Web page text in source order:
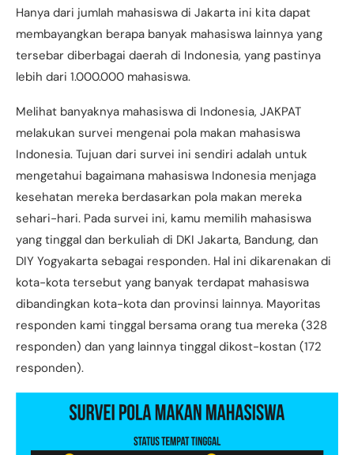
Hanya dari jumlah mahasiswa di Jakarta ini kita dapat
membayangkan berapa banyak mahasiswa lainnya yang
tersebar diberbagai daerah di Indonesia, yang pastinya
lebih dari 1.000.000 mahasiswa.
Melihat banyaknya mahasiswa di Indonesia, JAKPAT
melakukan survei mengenai pola makan mahasiswa
Indonesia. Tujuan dari survei ini sendiri adalah untuk
mengetahui bagaimana mahasiswa Indonesia menjaga
kesehatan mereka berdasarkan pola makan mereka
sehari-hari. Pada survei ini, kamu memilih mahasiswa
yang tinggal dan berkuliah di DKI Jakarta, Bandung, dan
DIY Yogyakarta sebagai responden. Hal ini dikarenakan di
kota-kota tersebut yang banyak terdapat mahasiswa
dibandingkan kota-kota dan provinsi lainnya. Mayoritas
responden kami tinggal bersama orang tua mereka (328
responden) dan yang lainnya tinggal dikost-kostan (172
responden).